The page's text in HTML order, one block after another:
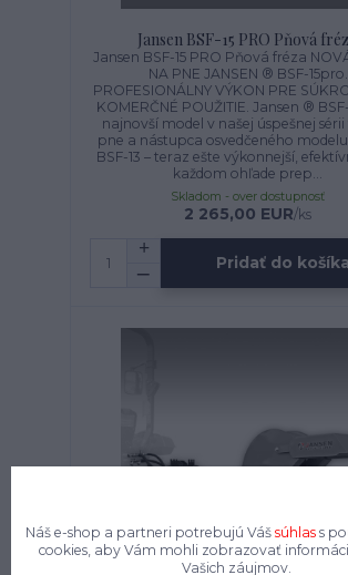
Jansen BSF-15 PRO Pňová
Jansen BSF-15 PRO Pňová fréza
NA PNE JANSEN ® BSF-15pro.
PROFESIONÁLNY VÝKON PRE
KOMERČNÉ POUŽITIE. Jansen ®
najnovší model v našej úspešnej
pne a nástupca osvedčeného
BSF-13 – teraz ešte výkonnejší,
každom ohľade prep...
2 265,00 EUR/ks
Skladom - over dostupnosť
Pridať do košíka
Náš e-shop a partneri potrebujú Vášsúhlas s
cookies, aby Vám mohli zobrazovať
Vašich záujmov.